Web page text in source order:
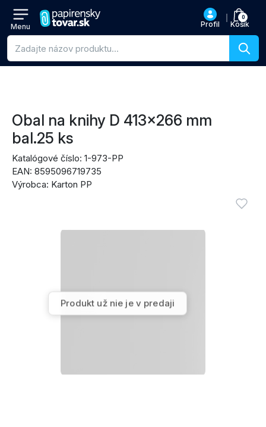
Menu Profil
0
Košík
Vyhľadávanie produktov
Obal na knihy D 413x266 mm
bal.25 ks
Katalógové číslo: 1-973-PP
EAN: 8595096719735
Výrobca: Karton PP
Produkt už nie je v predaji